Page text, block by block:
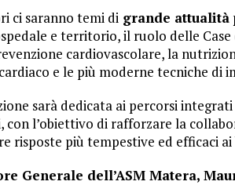
ci saranno temi di grande attualità
e territorio, il ruolo delle
cardiovascolare, la
e le più moderne tecniche di
sarà dedicata ai percorsi
con l’obiettivo di rafforzare la
risposte più tempestive ed efficaci
Generale dell’ASM Matera,